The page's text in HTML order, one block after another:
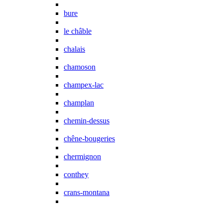
bure
le châble
chalais
chamoson
champex-lac
champlan
chemin-dessus
chêne-bougeries
chermignon
conthey
crans-montana